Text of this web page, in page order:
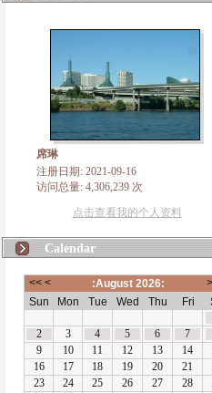
席琳
注册日期: 2021-09-16
访问总量: 4,306,239 次
点击查看我的个人资料
Calendar